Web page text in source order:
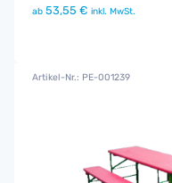
ab 53,55 € inkl. MwSt.
Artikel-Nr.: PE-001239